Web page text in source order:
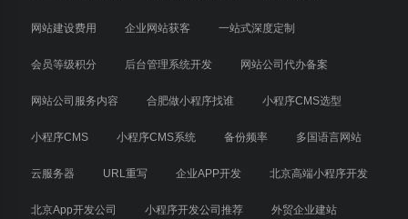
网站建设费用 企业网站获客 一站式深度定制
会员等级积分 后台管理系统开发 网站公司代办备案
网站公司服务内容 合肥做小程序找谁 小程序CMS选型
小程序CMS 小程序CMS系统 备份频率 多国语言网站
云服务器 URL重写 企业APP开发 北京高端小程序开发
北京App开发公司 小程序开发公司推荐 外贸企业建站